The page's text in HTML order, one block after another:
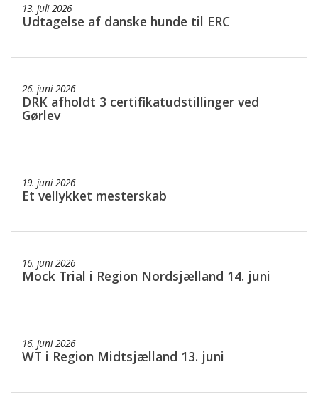
13. juli 2026
Udtagelse af danske hunde til ERC
26. juni 2026
DRK afholdt 3 certifikatudstillinger ved
Gørlev
19. juni 2026
Et vellykket mesterskab
16. juni 2026
Mock Trial i Region Nordsjælland 14. juni
16. juni 2026
WT i Region Midtsjælland 13. juni